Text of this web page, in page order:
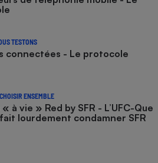
TESTONS
connectées - Le protocole
ENSEMBLE
à vie » Red by SFR - L’UFC-Que
lourdement condamner SFR